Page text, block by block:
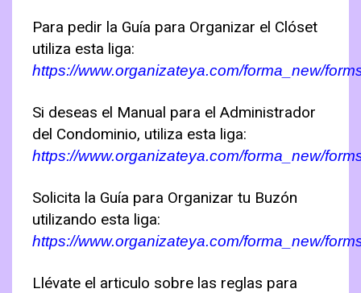
Para pedir la Guía para Organizar el Clóset
utiliza esta liga:
https://www.organizateya.com/forma_new/
Si deseas el Manual para el Administrador
del Condominio, utiliza esta liga:
https://www.organizateya.com/forma_new/
Solicita la Guía para Organizar tu Buzón
utilizando esta liga:
https://www.organizateya.com/forma_new/
Llévate el articulo sobre las reglas para